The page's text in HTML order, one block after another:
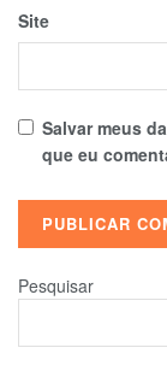
Site
Salvar meus
que eu
Pesquisar